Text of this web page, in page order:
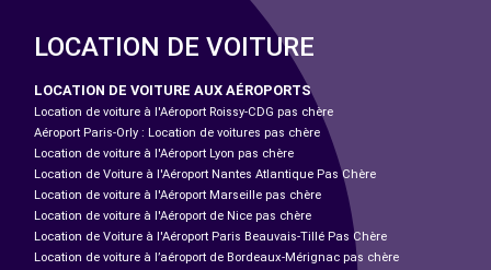
LOCATION DE VOITURE
LOCATION DE VOITURE AUX AÉROPORTS
Location de voiture à l'Aéroport Roissy-CDG pas chère
Aéroport Paris-Orly : Location de voitures pas chère
Location de voiture à l'Aéroport Lyon pas chère
Location de Voiture à l'Aéroport Nantes Atlantique Pas Chère
Location de voiture à l'Aéroport Marseille pas chère
Location de voiture à l'Aéroport de Nice pas chère
Location de Voiture à l'Aéroport Paris Beauvais-Tillé Pas Chère
Location de voiture à l’aéroport de Bordeaux-Mérignac pas chère